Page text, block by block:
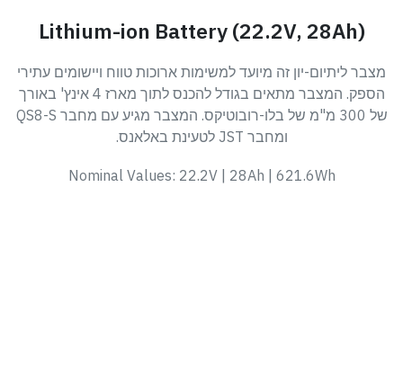
Lithium-ion Battery (22.2V, 28Ah)
מצבר ליתיום-יון זה מיועד למשימות ארוכות טווח ויישומים עתירי
הספק. המצבר מתאים בגודל להכנס לתוך מארז 4 אינץ' באורך
של 300 מ"מ של בלו-רובוטיקס. המצבר מגיע עם מחבר QS8-S
ומחבר JST לטעינת באלאנס.
Nominal Values: 22.2V | 28Ah | 621.6Wh